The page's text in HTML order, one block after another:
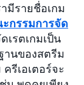
มีรายชื่อเกม
กรรมการจัด
เรตเกมเป็น
านของสตรีม
รีเอเตอร์จะ